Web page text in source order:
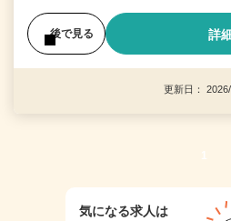
後で見る 詳
更新日：
1
気になる求人は